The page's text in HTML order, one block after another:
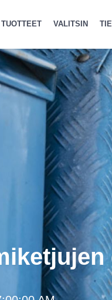
TUOTTEET VALITSIN